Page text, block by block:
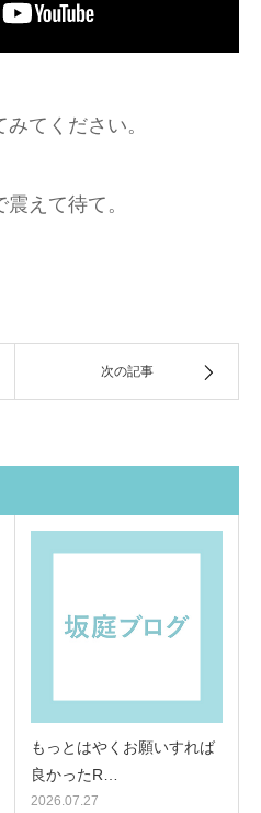
てください。
えて待て。
次の記事
もっとはやくお願いすれば
良かったR…
2026.07.27